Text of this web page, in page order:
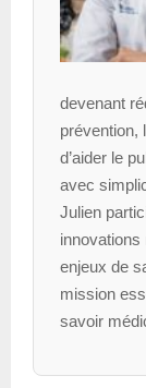
devenant
prévention,
d’aider le
avec
Julien
enjeux de
mission
savoir